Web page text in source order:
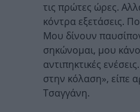
τις πρώτες ώρες.
κόντρα εξετάσεις.
Μου δίνουν
σηκώνομαι, μου
αντιπηκτικές
στην κόλαση», είπε
Τσαγγάνη.